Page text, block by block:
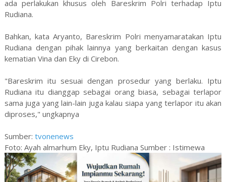
ada perlakukan khusus oleh Bareskrim Polri terhadap Iptu
Rudiana.
Bahkan, kata Aryanto, Bareskrim Polri menyamaratakan Iptu
Rudiana dengan pihak lainnya yang berkaitan dengan kasus
kematian Vina dan Eky di Cirebon.
"Bareskrim itu sesuai dengan prosedur yang berlaku. Iptu
Rudiana itu dianggap sebagai orang biasa, sebagai terlapor
sama juga yang lain-lain juga kalau siapa yang terlapor itu akan
diproses," ungkapnya
Sumber: tvonenews
Foto: Ayah almarhum Eky, Iptu Rudiana Sumber : Istimewa